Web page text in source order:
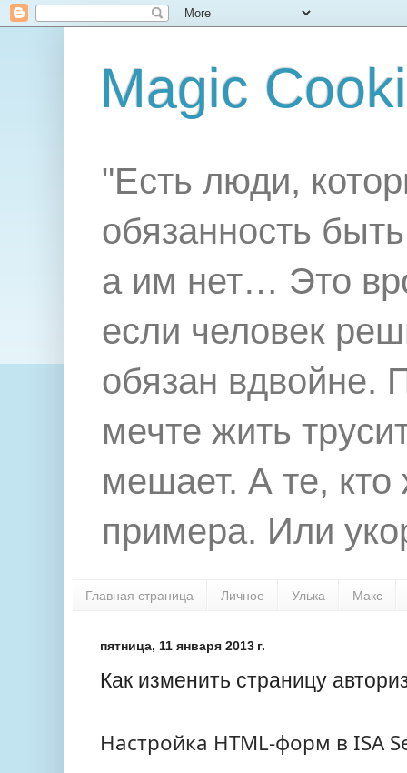
Magic
"Есть люди,
обязанность
а им нет… Это
если человек
обязан вдвойне.
мечте жить
мешает. А те,
примера. Или
Главная страница Личное Улька Макс
пятница, 11 января 2013 г.
Как изменить страницу
Настройка HTML-форм в ISA